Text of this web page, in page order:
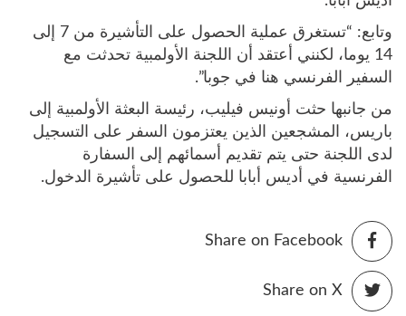
وتابع: “تستغرق عملية الحصول على التأشيرة من 7 إلى
14 يوما، لكنني أعتقد أن اللجنة الأولمبية تحدثت مع
السفير الفرنسي هنا في جوبا”.
من جانبها حثت أونيس فيليب، رئيسة البعثة الأولمبية إلى
باريس، المشجعين الذين يعتزمون السفر على التسجيل
لدى اللجنة حتى يتم تقديم أسمائهم إلى السفارة
الفرنسية في أديس أبابا للحصول على تأشيرة الدخول.
Share on Facebook
Share on X